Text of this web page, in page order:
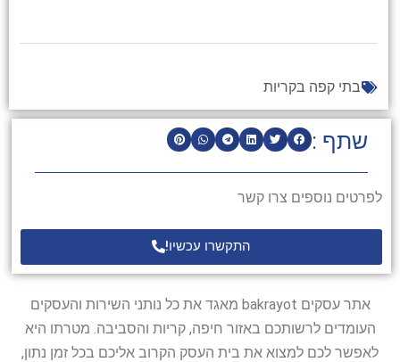
שתף :
לפרטים נוספים צרו קשר
התקשרו עכשיו!
בתי קפה בקריות
אתר עסקים bakrayot מאגד את כל נותני השירות והעסקים
העומדים לרשותכם באזור חיפה, קריות והסביבה. מטרתו היא
לאפשר לכם למצוא את בית העסק הקרוב אליכם בכל זמן נתון,